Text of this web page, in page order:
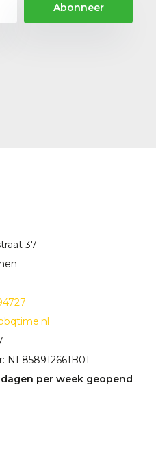
Abonneer
37
NL858912661B01
per week geopend